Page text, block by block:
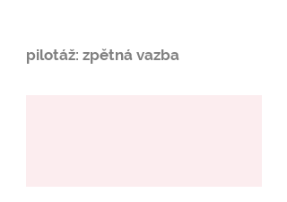
pilotáž: zpětná vazba